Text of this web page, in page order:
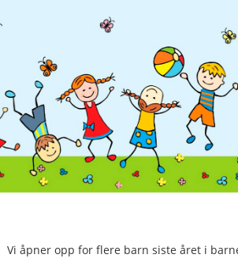
Vi åpner opp for flere barn siste året i